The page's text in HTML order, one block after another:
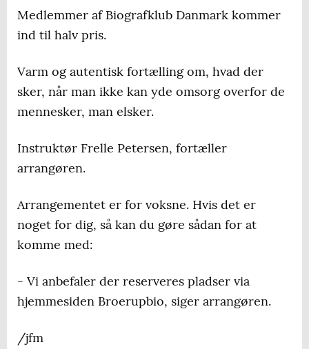
Medlemmer af Biografklub Danmark kommer
ind til halv pris.
Varm og autentisk fortælling om, hvad der
sker, når man ikke kan yde omsorg overfor de
mennesker, man elsker.
Instruktør Frelle Petersen, fortæller
arrangøren.
Arrangementet er for voksne. Hvis det er
noget for dig, så kan du gøre sådan for at
komme med:
- Vi anbefaler der reserveres pladser via
hjemmesiden Broerupbio, siger arrangøren.
/jfm